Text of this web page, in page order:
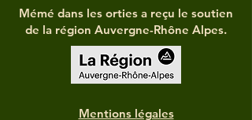
Mémé dans les orties a reçu le soutien
de la région Auvergne-Rhône Alpes.
Mentions légales